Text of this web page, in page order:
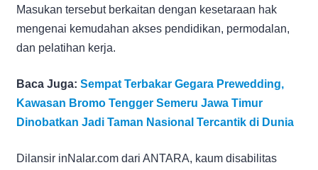
Masukan tersebut berkaitan dengan kesetaraan hak
mengenai kemudahan akses pendidikan, permodalan,
dan pelatihan kerja.
Baca Juga: Sempat Terbakar Gegara Prewedding,
Kawasan Bromo Tengger Semeru Jawa Timur
Dinobatkan Jadi Taman Nasional Tercantik di Dunia
Dilansir inNalar.com dari ANTARA, kaum disabilitas